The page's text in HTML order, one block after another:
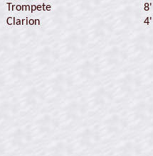
Trompete
8'
Clarion
4'